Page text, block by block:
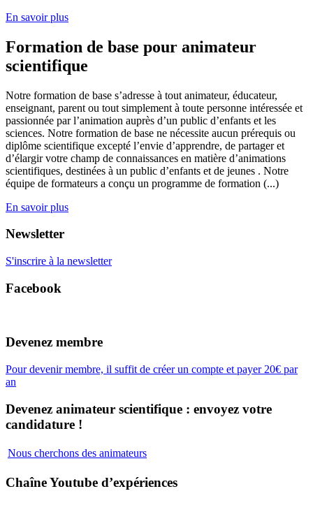
En savoir plus
Formation de base pour animateur
scientifique
Notre formation de base s’adresse à tout animateur, éducateur,
enseignant, parent ou tout simplement à toute personne intéressée et
passionnée par l’animation auprès d’un public d’enfants et les
sciences. Notre formation de base ne nécessite aucun prérequis ou
diplôme scientifique excepté l’envie d’apprendre, de partager et
d’élargir votre champ de connaissances en matière d’animations
scientifiques, destinées à un public d’enfants et de jeunes . Notre
équipe de formateurs a conçu un programme de formation (...)
En savoir plus
Newsletter
S'inscrire à la newsletter
Facebook
Devenez membre
Pour devenir membre, il suffit de créer un compte et payer 20€ par
an
Devenez animateur scientifique : envoyez votre
candidature !
Nous cherchons des animateurs
Chaîne Youtube d’expériences